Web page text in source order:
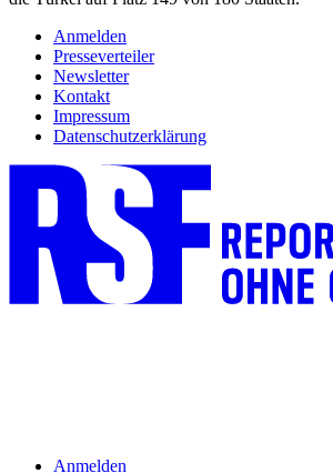
Anmelden
Presseverteiler
Newsletter
Kontakt
Impressum
Datenschutzerklärung
Anmelden